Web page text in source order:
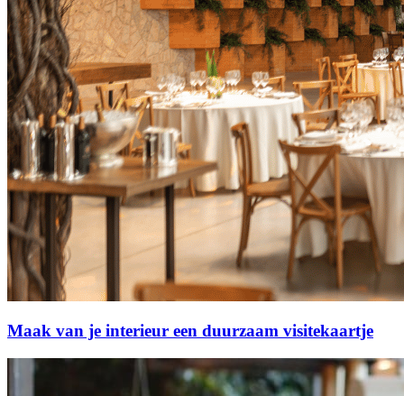
Maak van je interieur een duurzaam visitekaartje